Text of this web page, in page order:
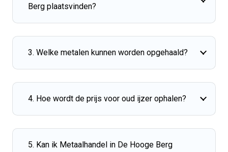
Berg plaatsvinden?
3. Welke metalen kunnen worden opgehaald?
4. Hoe wordt de prijs voor oud ijzer ophalen?
5. Kan ik Metaalhandel in De Hooge Berg